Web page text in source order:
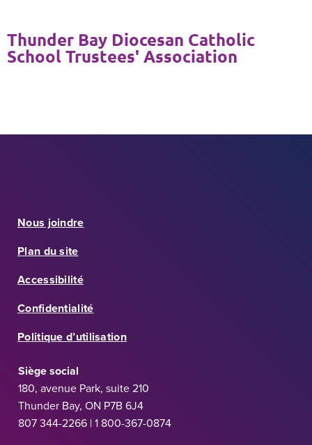
Thunder Bay Diocesan Catholic
School Trustees' Association
Nous joindre
Plan du site
Accessibilité
Confidentialité
Politique d’utilisation
Siège social
180, avenue Park, suite 210
Thunder Bay, ON P7B 6J4
807 344-2266 | 1 800-367-0874